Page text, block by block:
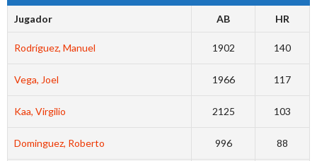
Jugador AB HR
Rodríguez, Manuel 1902 140
Vega, Joel 1966 117
Kaa, Virgilio 2125 103
Dominguez, Roberto 996 88